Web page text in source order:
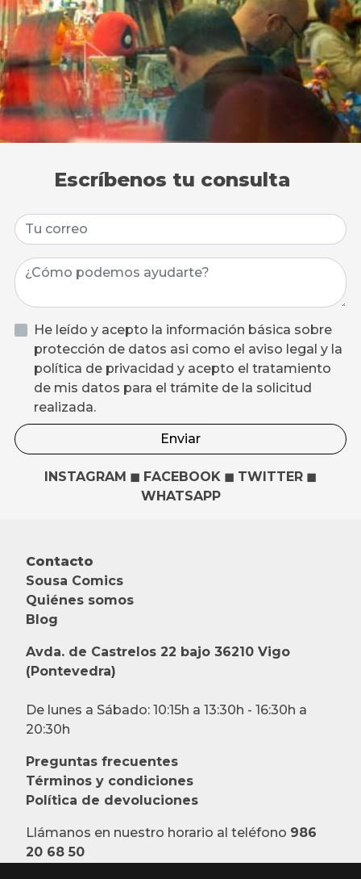
Escríbenos tu consulta
He leído y acepto la información básica sobre
protección de datos asi como el aviso legal y la
política de privacidad y acepto el tratamiento
de mis datos para el trámite de la solicitud
realizada.
Enviar
INSTAGRAM ◼ FACEBOOK ◼ TWITTER ◼
WHATSAPP
Contacto
Sousa Comics
Quiénes somos
Blog
Avda. de Castrelos 22 bajo 36210 Vigo
(Pontevedra)
De lunes a Sábado: 10:15h a 13:30h - 16:30h a
20:30h
Preguntas frecuentes
Términos y condiciones
Política de devoluciones
Llámanos en nuestro horario al teléfono 986
20 68 50